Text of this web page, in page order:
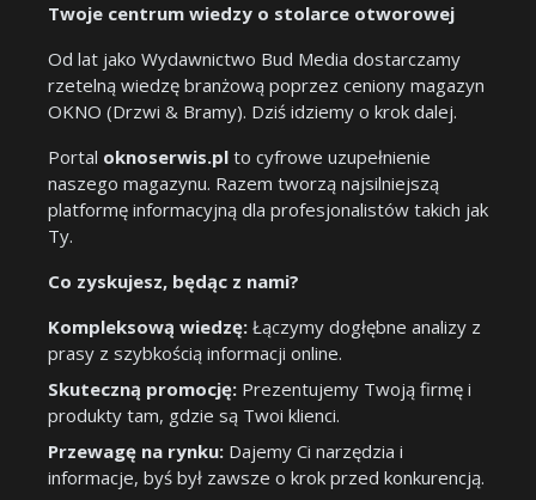
Twoje centrum wiedzy o stolarce otworowej
Od lat jako Wydawnictwo Bud Media dostarczamy
rzetelną wiedzę branżową poprzez ceniony magazyn
OKNO (Drzwi & Bramy). Dziś idziemy o krok dalej.
Portal oknoserwis.pl to cyfrowe uzupełnienie
naszego magazynu. Razem tworzą najsilniejszą
platformę informacyjną dla profesjonalistów takich jak
Ty.
Co zyskujesz, będąc z nami?
Kompleksową wiedzę: Łączymy dogłębne analizy z
prasy z szybkością informacji online.
Skuteczną promocję: Prezentujemy Twoją firmę i
produkty tam, gdzie są Twoi klienci.
Przewagę na rynku: Dajemy Ci narzędzia i
informacje, byś był zawsze o krok przed konkurencją.